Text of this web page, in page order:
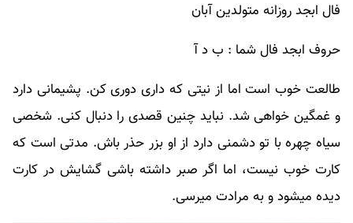
فال ابجد روزانه متولدین آبان
حروف ابجد فال شما : ب د آ
طالعت خوب است اما از نیتی که داری دوری کن. پشیمانی دارد
و غمگین خواهی شد. نباید چنین قصدی را دنبال کنی. شخصی
سیاه چهره با تو دشمنی دارد از او بزر حذر باش. مدتی است که
کارت خوب نیست، اما اگر صبر داشته باشی گشایش در کارت
دیده میشود و به مرادت میرسی.